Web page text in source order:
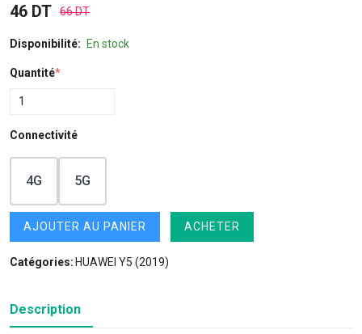
46 DT 66 DT
Disponibilité: En stock
Quantité*
Connectivité
4G 5G
AJOUTER AU PANIER ACHETER
Catégories: HUAWEI Y5 (2019)
Description